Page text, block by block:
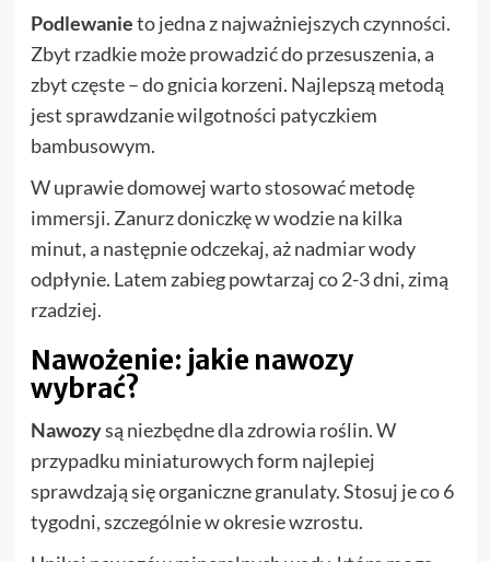
Podlewanieto jedna z najważniejszych czynności.
Zbyt rzadkie może prowadzić do przesuszenia, a
zbyt częste – do gnicia korzeni. Najlepszą metodą
jest sprawdzanie wilgotności patyczkiem
bambusowym.
W uprawie domowej warto stosować metodę
immersji. Zanurz doniczkę w wodzie na kilka
minut, a następnie odczekaj, aż nadmiar wody
odpłynie. Latem zabieg powtarzaj co 2-3 dni, zimą
rzadziej.
Nawożenie: jakie nawozy
wybrać?
Nawozysą niezbędne dla zdrowia roślin. W
przypadku miniaturowych form najlepiej
sprawdzają się organiczne granulaty. Stosuj je co 6
tygodni, szczególnie w okresie wzrostu.